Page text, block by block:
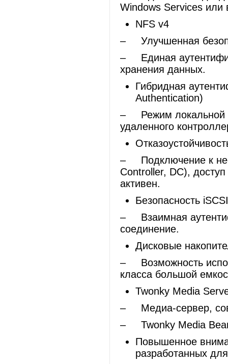
Windows Services или
NFS v4
– Улучшенная
– Единая
хранения данных.
Гибридная
Authentication)
– Режим локальной
удаленного
– Подключение к
Controller, DC),
активен.
Безопасность iSCSI
– Взаимная
соединение.
Дисковые
– Возможность
класса большой
Twonky Media
– Медиа-сервер,
– Twonky Media
Повышенное
разработанных